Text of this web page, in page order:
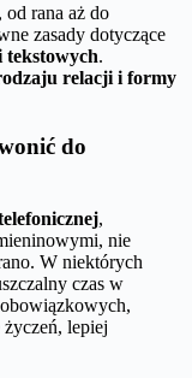
, od rana aż do
zasady dotyczące
tekstowych.
relacji i formy
do
,
nie
W niektórych
czas w
życzeń, lepiej